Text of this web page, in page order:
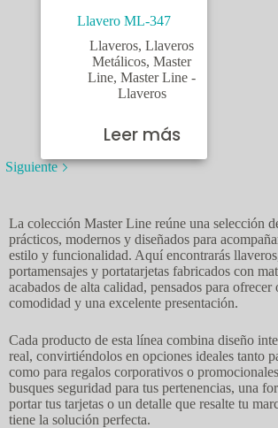
Llavero ML-347
Llaveros, Llaveros
Metálicos, Master
Line, Master Line -
Llaveros
Leer más
Siguiente
La colección Master Line reúne una selección
prácticos, modernos y diseñados para
estilo y funcionalidad. Aquí encontrarás
portamensajes y portatarjetas fabricados con
acabados de alta calidad, pensados para ofrecer
comodidad y una excelente presentación.
Cada producto de esta línea combina diseño
real, convirtiéndolos en opciones ideales tanto
como para regalos corporativos o
busques seguridad para tus pertenencias, una
portar tus tarjetas o un detalle que resalte tu
tiene la solución perfecta.